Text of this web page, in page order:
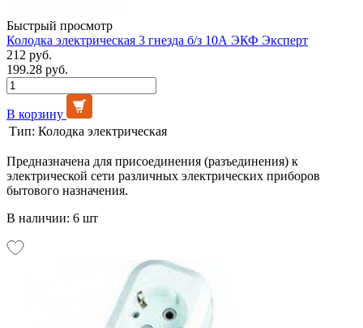
Быстрый просмотр
Колодка электрическая 3 гнезда б/з 10А ЭКФ Эксперт
212 руб.
199.28 руб.
В корзину
Тип: Колодка электрическая
Предназначена для присоединения (разъединения) к
электрической сети различных электрических приборов
бытового назначения.
В наличии: 6 шт